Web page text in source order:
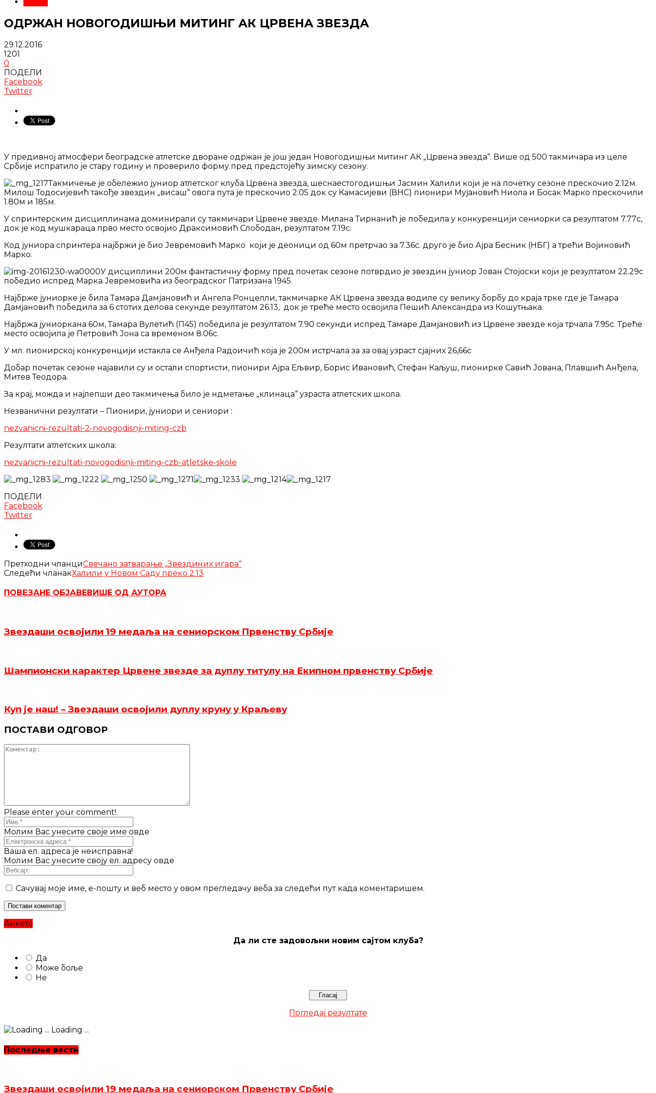
ОДРЖАН НОВОГОДИШЊИ МИТИНГ АК ЦРВЕНА ЗВЕЗДА
29.12.2016
1201
0
ПОДЕЛИ
Facebook
Twitter
У предивној атмосфери београдске атлетске дворане одржан је још један Новогодишњи митинг АК „Црвена звезда“. Више од 500 такмичара из целе
Србије испратило је стару годину и проверило форму пред предстојећу зимску сезону.
Такмичење је обележио јуниор атлетског клуба Црвена звезда, шеснаестогодишњи Јасмин Халили који је на почетку сезоне прескочио 2.12м.
Милош Тодосијевић такође звездин „висаш“ овога пута је прескочио 2.05 док су Камасијеви (ВНС) пионири Мујановић Ниола и Босак Марко прескочили
1.80м и 185м.
У спринтерским дисциплинама доминирали су такмичари Црвене звезде. Милана Тирнанић је победила у конкуренцији сениорки са резултатом 7.77с,
док је код мушкараца прво место освојио Драксимовић Слободан, резултатом 7.19с.
Код јуниора спринтера најбржи је био Јевремовић Марко који је деоници од 60м претрчао за 7.36с. друго је био Ајра Бесник (НБГ) а трећи Војиновић
Марко.
У дисциплини 200м фантастичну форму пред почетак сезоне потврдио је звездин јуниор Јован Стојоски који је резултатом 22.29с
победио испред Марка Јевремовића из београдског Патризана 1945.
Најбрже јуниорке је била Тамара Дамјановић и Ангела Ронцелли, такмичарке АК Црвена звезда водиле су велику борбу до краја трке где је Тамара
Дамјановић победила за 6 стотих делова секунде резултатом 26.13, док је треће место освојила Пешић Александра из Кошутњака.
Најбржа јуниоркана 60м, Тамара Вулетић (П45) победила је резултатом 7.90 секунди испред Тамаре Дамјановић из Црвене звезде која трчала 7.95с. Треће
место освојила је Петровић Јона са временом 8.06с.
У мл. пионирској конкуренцији истакла се Анђела Радоичић која је 200м истрчала за за овај узраст сјајних 26,66с
Добар почетак сезоне најавили су и остали спортисти, пионири Ајра Ељвир, Борис Ивановић, Стефан Каљуш, пионирке Савић Јована, Плавшић Анђела,
Митев Теодора.
За крај, можда и најлепши део такмичења било је ндметање „клинаца“ узраста атлетских школа.
Незванични резултати – Пионири, јуниори и сениори :
nezvanicni-rezultati-2-novogodisnji-miting-czb
Резултати атлетских школа:
nezvanicni-rezultati-novogodisnji-miting-czb-atletske-skole
ПОДЕЛИ
Facebook
Twitter
Претходни чланциСвечано затварање „Звездиних игара“
Следећи чланакХалили у Новом Саду преко 2.13
ПОВЕЗАНЕ ОБЈАВЕВИШЕ ОД АУТОРА
Звездаши освојили 19 медаља на сениорском Првенству Србије
Шампионски карактер Црвене звезде за дуплу титулу на Екипном првенству Србије
Куп је наш! – Звездаши освојили дуплу круну у Краљеву
ПОСТАВИ ОДГОВОР
Please enter your comment!
Молим Вас унесите своје име овде
Ваша ел. адреса је неисправна!
Молим Вас унесите своју ел. адресу овде
Сачувај моје име, е-пошту и веб место у овом прегледачу веба за следећи пут када коментаришем.
Анкета
Да ли сте задовољни новим сајтом клуба?
Да
Може боље
Не
Погледај резултате
Loading ...
Последње вести
Звездаши освојили 19 медаља на сениорском Првенству Србије